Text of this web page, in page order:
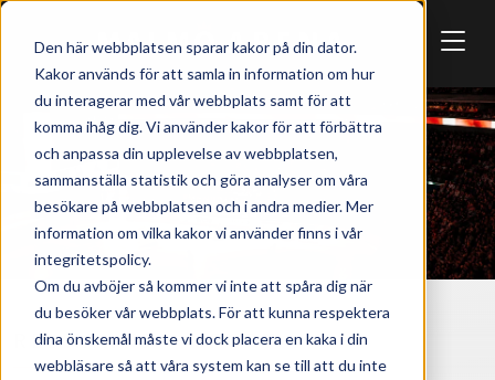
Den här webbplatsen sparar kakor på din dator.
Kakor används för att samla in information om hur
du interagerar med vår webbplats samt för att
komma ihåg dig. Vi använder kakor för att förbättra
och anpassa din upplevelse av webbplatsen,
sammanställa statistik och göra analyser om våra
besökare på webbplatsen och i andra medier. Mer
information om vilka kakor vi använder finns i vår
integritetspolicy.
Om du avböjer så kommer vi inte att spåra dig när
du besöker vår webbplats. För att kunna respektera
dina önskemål måste vi dock placera en kaka i din
webbläsare så att våra system kan se till att du inte
Skip to main content
REDHAWKS SPORT